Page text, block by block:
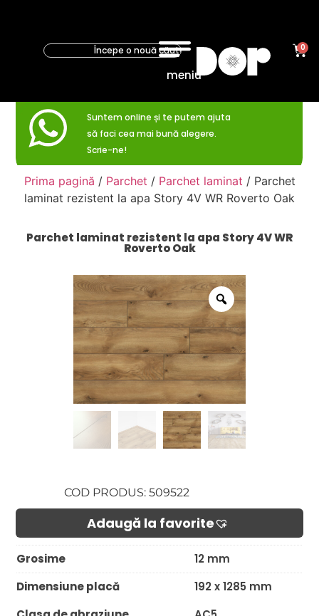
meniu
0
Suntem online și te putem ajuta
să faci cea mai bună alegere.
Scrie-ne!
Prima pagină / Parchet / Parchet laminat / Parchet
laminat rezistent la apa Story 4V WR Roverto Oak
Parchet laminat rezistent la apa Story 4V WR
Roverto Oak
COD PRODUS: 509522
Adaugă la favorite​
Grosime
12 mm
Dimensiune placă
192 x 1285 mm